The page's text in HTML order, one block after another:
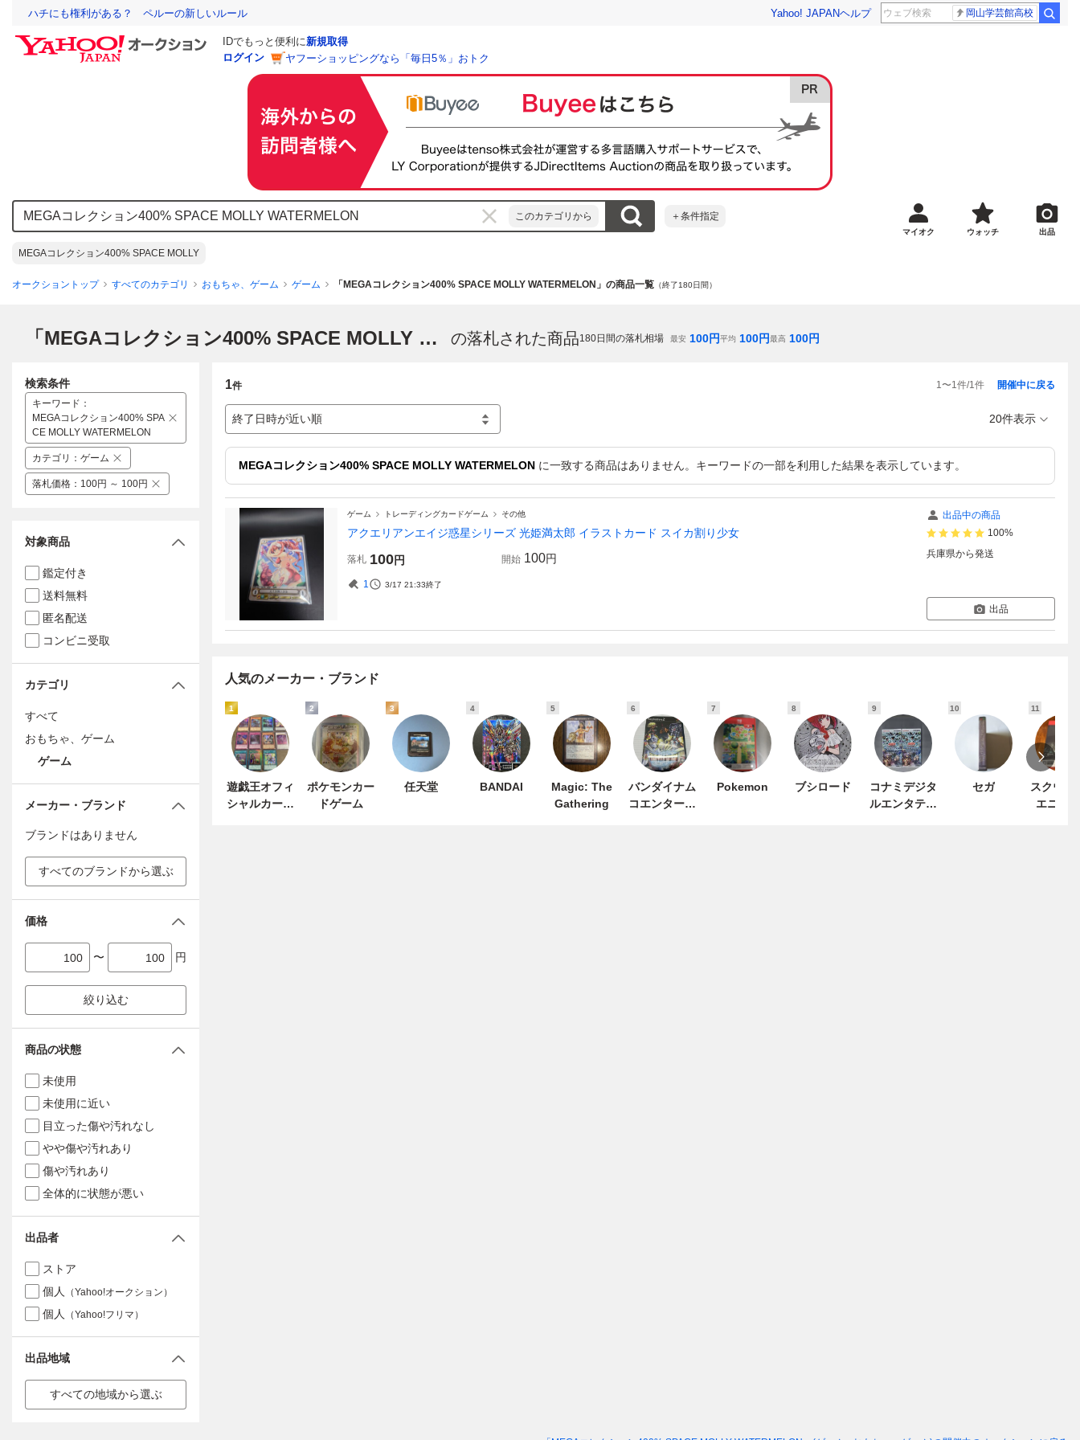
ハチにも権利がある？ ペルーの新しいルール Yahoo! JAPANヘルプ 岡山学芸館高校
IDでもっと便利に新規取得
ログイン
ヤフーショッピングなら「毎日5％」おトク
このカテゴリから ＋条件指定
MEGAコレクション400% SPACE MOLLY
マイオク ウォッチ 出品
オークショントップ すべてのカテゴリ おもちゃ、ゲーム ゲーム 「MEGAコレクション400% SPACE MOLLY WATERMELON」の商品一覧 （終了180日間）
「MEGAコレクション400% SPACE MOLLY WATERMELON」 の落札された商品180日間の落札相場 最安 100円平均 100円最高 100円
1件 1〜1件/1件
終了日時が近い順
開催中に戻る
20件表示
MEGAコレクション400% SPACE MOLLY WATERMELON に一致する商品はありません。キーワードの一部を利用した結果を表示しています。
ゲーム トレーディングカードゲーム その他
アクエリアンエイジ惑星シリーズ 光姫満太郎 イラストカード スイカ割り少女
落札 100円 開始 100円
1 3/17 21:33終了
出品中の商品
100%
兵庫県から発送
出品
人気のメーカー・ブランド
1
遊戯王オフィ
シャルカード
2
ポケモンカー
ドゲーム
3
任天堂
4
BANDAI
5
Magic: The
Gathering
6
バンダイナム
コエンターテ
7
Pokemon
8
ブシロード
9
コナミデジタ
ルエンタテイ
10
セガ
11
スクウェ
エニッ
検索条件
キーワード ：
MEGAコレクション400% SPA
CE MOLLY WATERMELON
カテゴリ ： ゲーム
落札価格 ： 100円 ～ 100円
対象商品
鑑定付き
送料無料
匿名配送
コンビニ受取
カテゴリ
すべて
おもちゃ、ゲーム
ゲーム
メーカー・ブランド
ブランドはありません
すべてのブランドから選ぶ
価格
〜 円
絞り込む
商品の状態
未使用
未使用に近い
目立った傷や汚れなし
やや傷や汚れあり
傷や汚れあり
全体的に状態が悪い
出品者
ストア
個人
（Yahoo!オークション）
個人 （Yahoo!フリマ）
出品地域
すべての地域から選ぶ